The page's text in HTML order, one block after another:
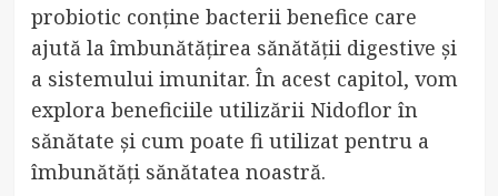
probiotic conține bacterii benefice care
ajută la îmbunătățirea sănătății digestive și
a sistemului imunitar. În acest capitol, vom
explora beneficiile utilizării Nidoflor în
sănătate și cum poate fi utilizat pentru a
îmbunătăți sănătatea noastră.